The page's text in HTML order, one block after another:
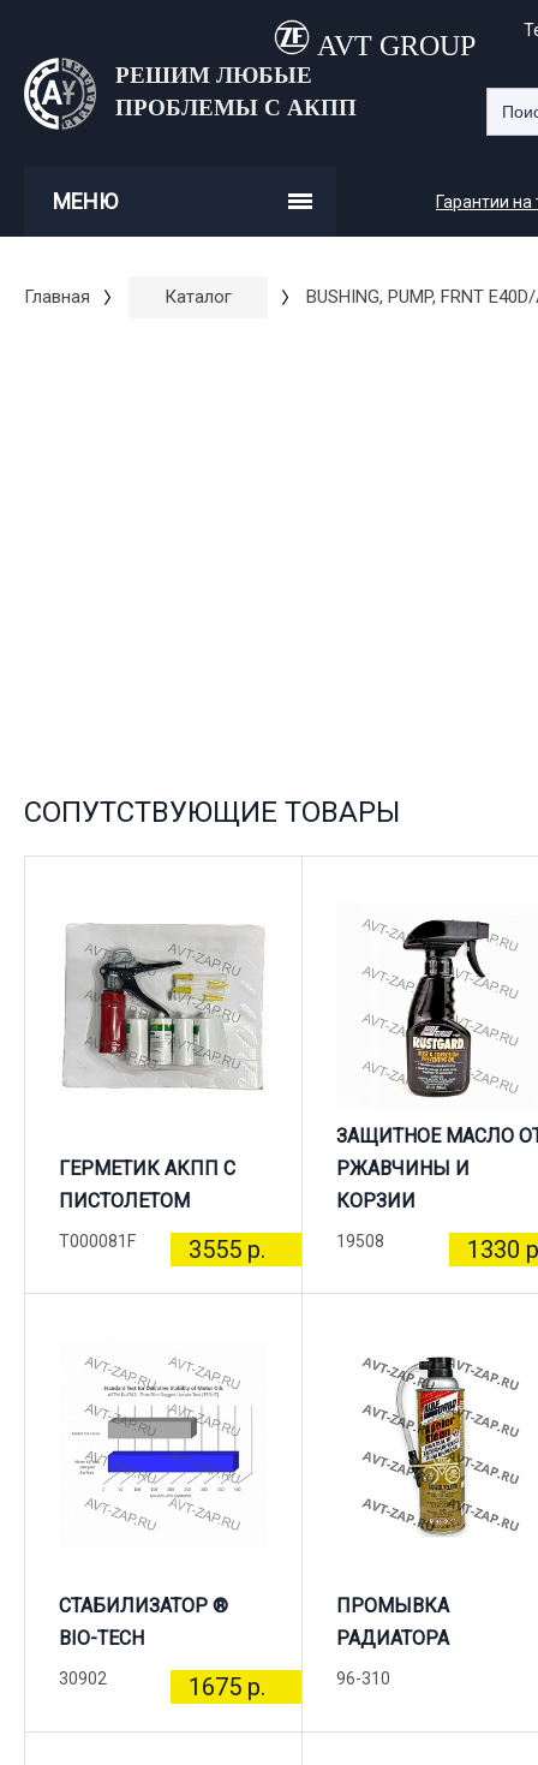
AVT GROUP
РЕШИМ ЛЮБЫЕ
ПРОБЛЕМЫ С АКПП
МЕНЮ Гарантии на
Главная Каталог BUSHING, PUMP, FRNT
СОПУТСТВУЮЩИЕ ТОВАРЫ
ГЕРМЕТИК АКПП С
ПИСТОЛЕТОМ
T000081F 3555 р.
ЗАЩИТНОЕ МАСЛО
РЖАВЧИНЫ И
КОРЗИИ
19508 1330
СТАБИЛИЗАТОР ®
BIO-TECH
30902 1675 р.
ПРОМЫВКА
РАДИАТОРА
96-310